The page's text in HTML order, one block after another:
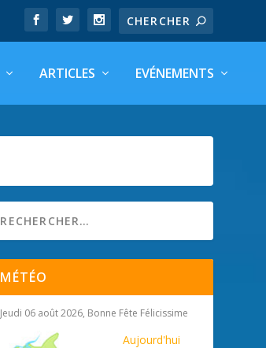
ARTICLES EVÉNEMENTS
MÉTÉO
Jeudi 06 août 2026, Bonne Fête Félicissime
Aujourd'hui